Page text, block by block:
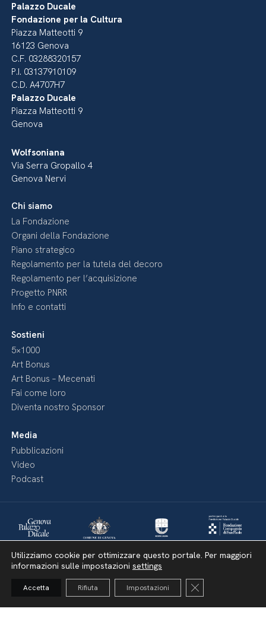
Palazzo Ducale
Fondazione per la Cultura
Piazza Matteotti 9
16123 Genova
C.F. 03288320157
P.I. 03137910109
C.D. A4707H7
Palazzo Ducale
Piazza Matteotti 9
Genova
Wolfsoniana
Via Serra Gropallo 4
Genova Nervi
Chi siamo
La Fondazione
Organi della Fondazione
Piano strategico
Regolamento per la tutela del decoro
Regolamento per l’acquisizione
Progetto PNRR
Info e contatti
Sostieni
5×1000
Art Bonus
Art Bonus – Mecenati
Fai come loro
Diventa nostro Sponsor
Media
Pubblicazioni
Video
Podcast
Utilizziamo cookie per ottimizzare questo portale. Per maggiori
informazioni sulle impostazioni settings
Accetta Rifiuta Impostazioni Close GDPR